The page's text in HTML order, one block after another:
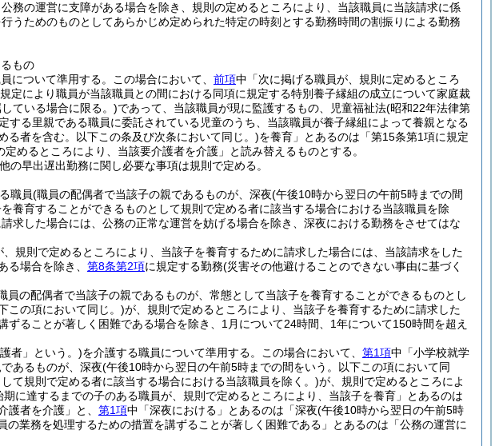
務の運営に支障がある場合を除き、規則の定めるところにより、当該職員に当該請求に係
うためのものとしてあらかじめ定められた特定の時刻とする勤務時間の割振りによる勤務
もの
について準用する。 この場合において、 前項中「次に掲げる職員が、規則に定めるところ
定により職員が当該職員との間における同項に規定する特別養子縁組の成立について家庭裁
ている場合に限る。)であって、当該職員が現に監護するもの、児童福祉法(昭和22年法律第
る里親である職員に委託されている児童のうち、当該職員が養子縁組によって養親となる
る者を含む。以下この条及び次条において同じ。)を養育」とあるのは「第15条第1項に規定
めるところにより、当該要介護者を介護」と読み替えるものとする。
早出遅出勤務に関し必要な事項は規則で定める。
職員(職員の配偶者で当該子の親であるものが、深夜(午後10時から翌日の午前5時までの間
養育することができるものとして規則で定める者に該当する場合における当該職員を除
求した場合には、公務の正常な運営を妨げる場合を除き、深夜における勤務をさせてはな
規則で定めるところにより、当該子を養育するために請求した場合には、当該請求をした
場合を除き、 第8条第2項に規定する勤務(災害その他避けることのできない事由に基づく
員の配偶者で当該子の親であるものが、常態として当該子を養育することができるものとし
この項において同じ。)が、規則で定めるところにより、当該子を養育するために請求した
ることが著しく困難である場合を除き、1月について24時間、1年について150時間を超え
者」という。)を介護する職員について準用する。 この場合において、 第1項中「小学校就学
あるものが、深夜(午後10時から翌日の午前5時までの間をいう。以下この項において同
て規則で定める者に該当する場合における当該職員を除く。)が、規則で定めるところによ
に達するまでの子のある職員が、規則で定めるところにより、当該子を養育」とあるのは
護者を介護」と、 第1項中「深夜における」とあるのは「深夜(午後10時から翌日の午前5時
の業務を処理するための措置を講ずることが著しく困難である」とあるのは「公務の運営に